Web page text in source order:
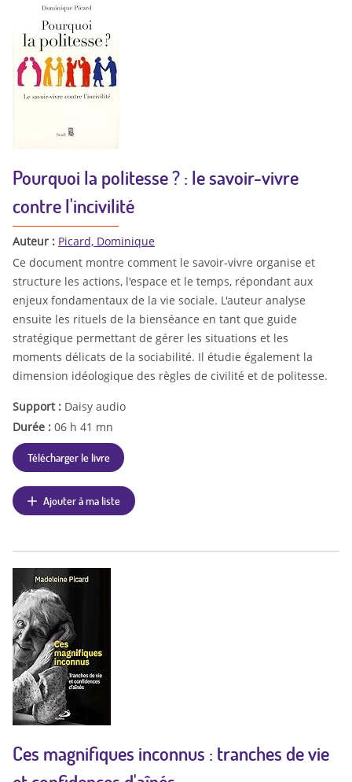
Pourquoi la politesse ? : le savoir-vivre
contre l'incivilité
Auteur : Picard, Dominique
Ce document montre comment le savoir-vivre organise et
structure les actions, l'espace et le temps, répondant aux
enjeux fondamentaux de la vie sociale. L'auteur analyse
ensuite les rituels de la bienséance en tant que guide
stratégique permettant de gérer les situations et les
moments délicats de la sociabilité. Il étudie également la
dimension idéologique des règles de civilité et de politesse.
Support : Daisy audio
Durée : 06 h 41 mn
Télécharger le livre
Ajouter à ma liste
Ces magnifiques inconnus : tranches de vie